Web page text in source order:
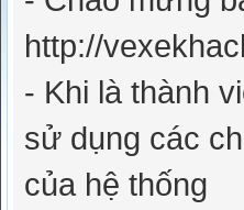
http://
- Khi là thành
sử dụng các
của hệ thống